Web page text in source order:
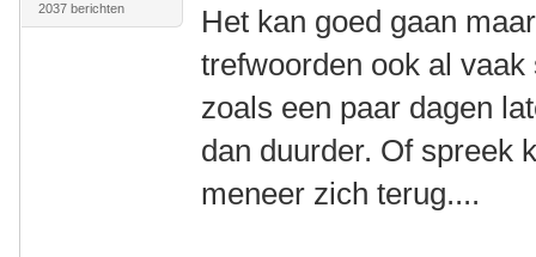
2037 berichten
Het kan goed gaan
trefwoorden ook al
zoals een paar dagen
dan duurder. Of spreek
meneer zich terug....